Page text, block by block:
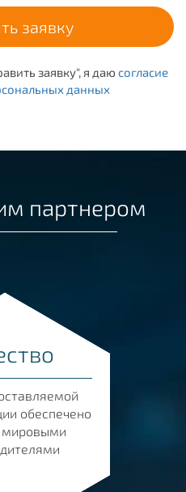
заявку", я даю согласие
данных
партнером
обеспечено